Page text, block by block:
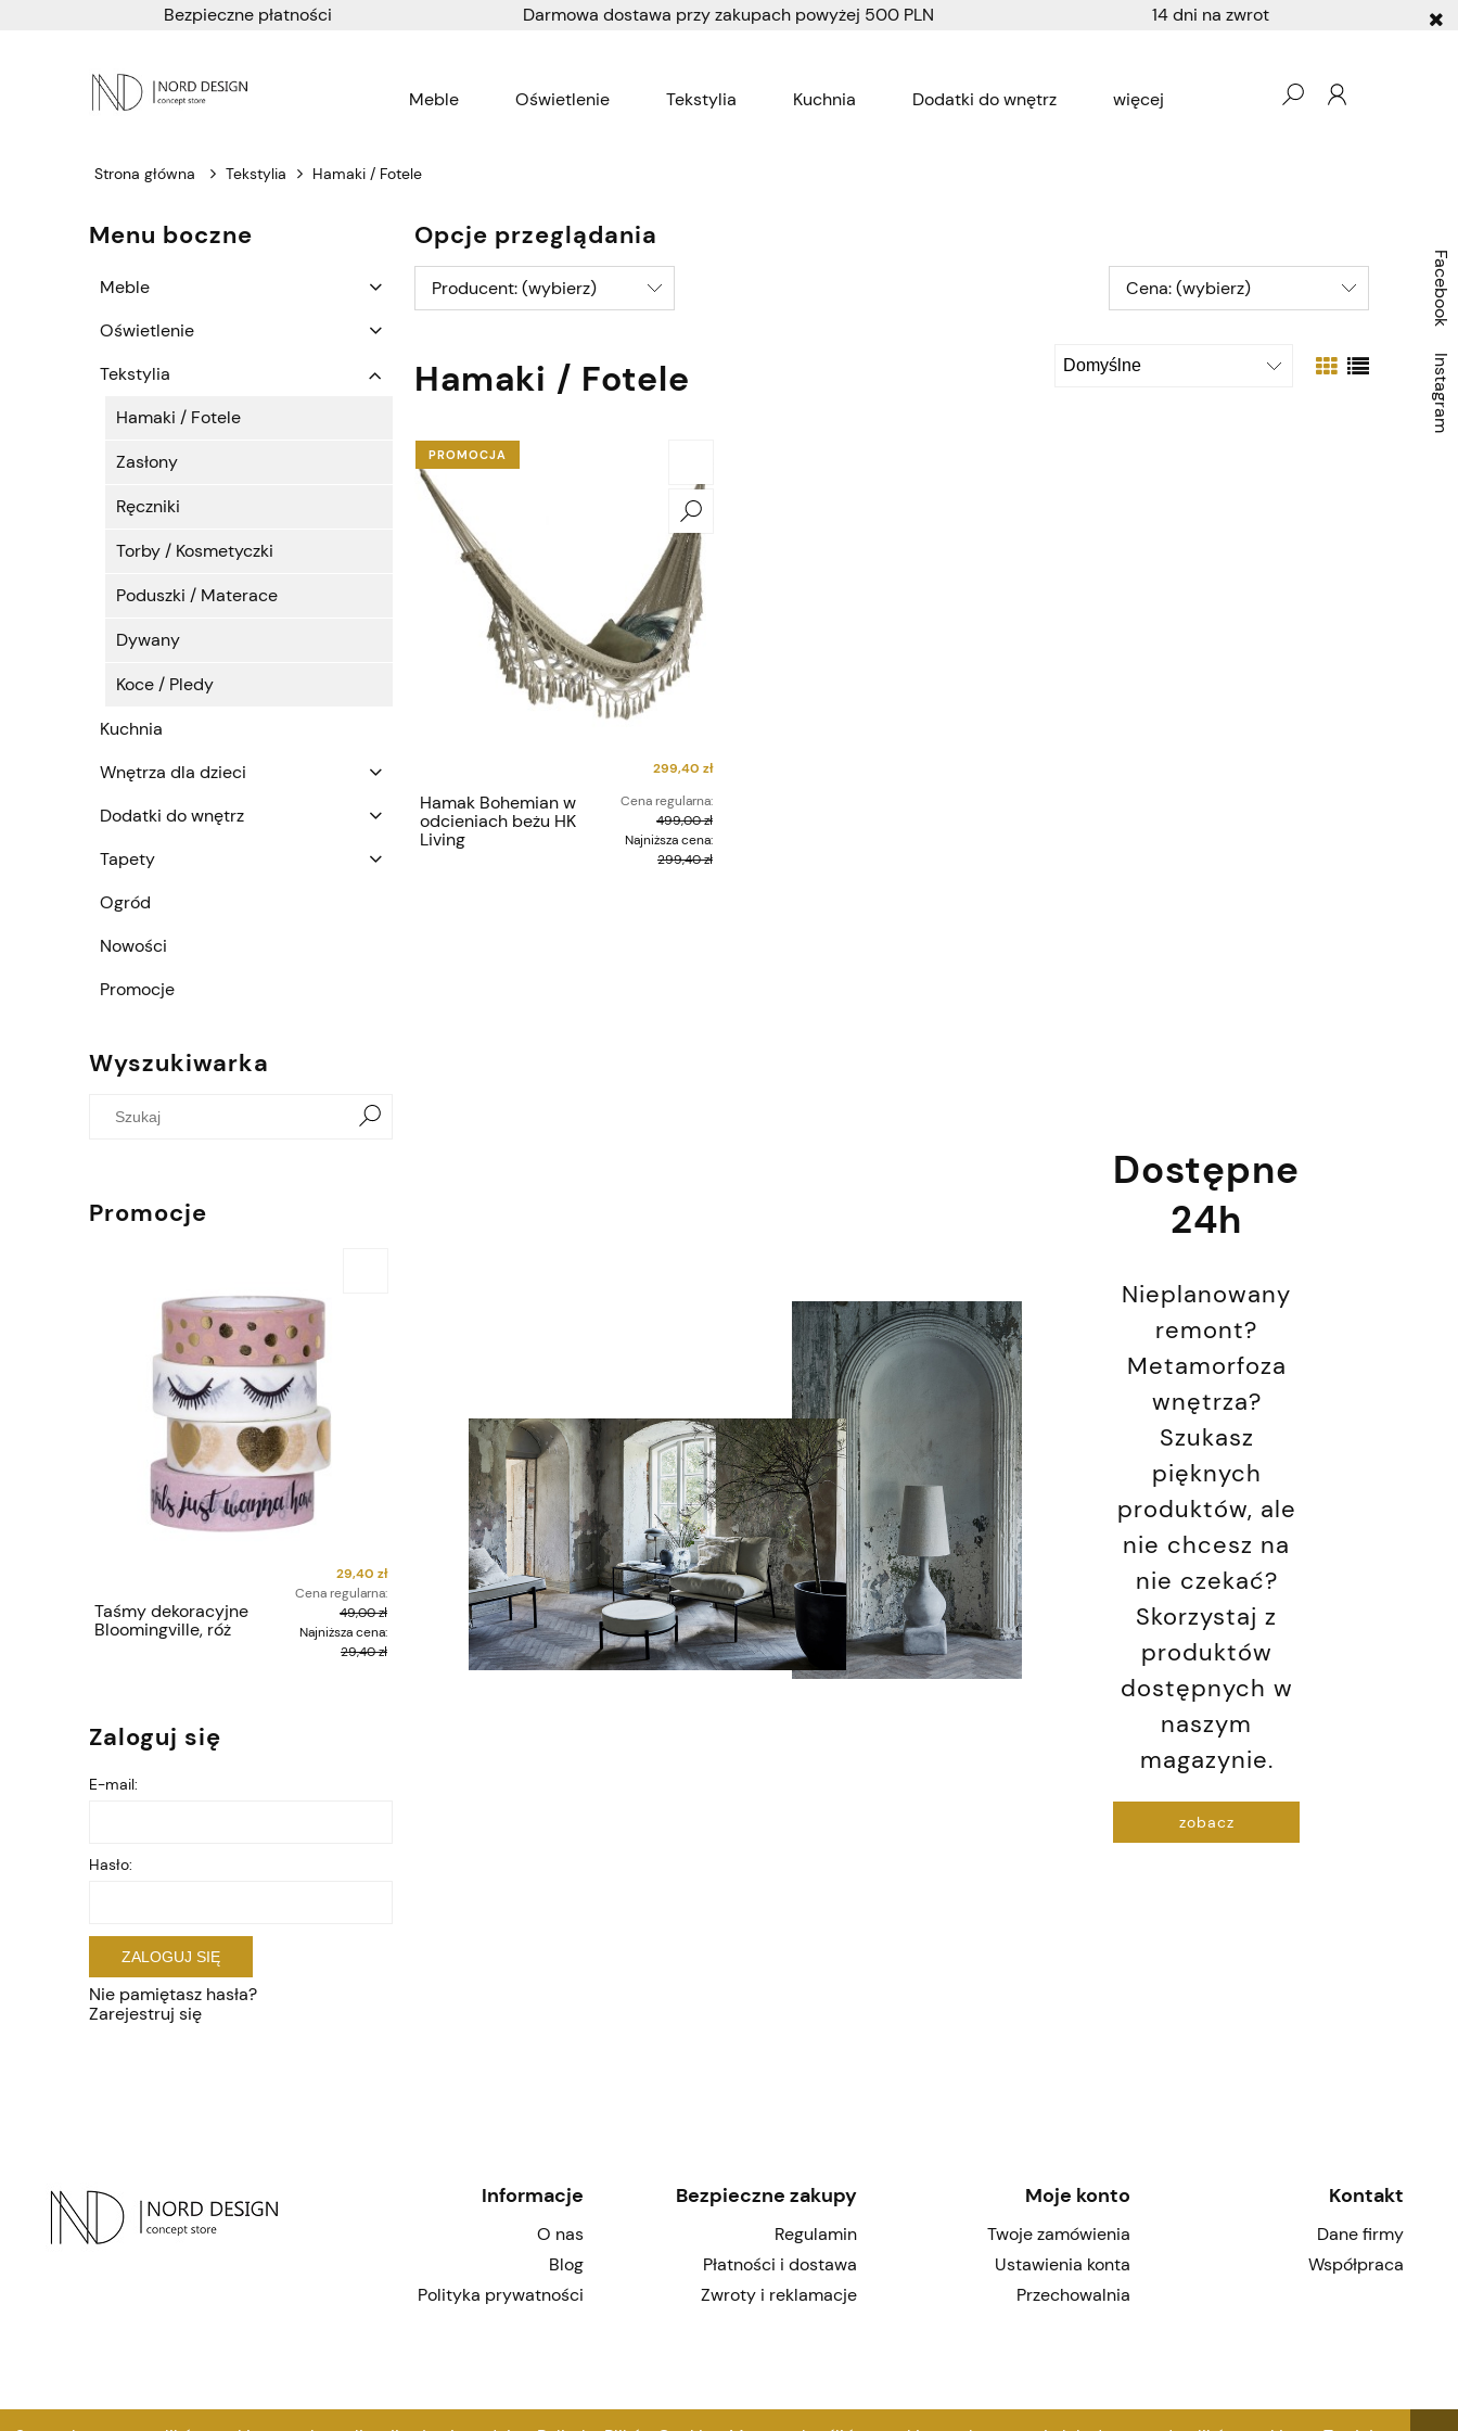
Bezpieczne płatności Darmowa dostawa przy zakupach powyżej 500 PLN 14 dni na zwrot
Meble Oświetlenie Tekstylia Kuchnia Dodatki do wnętrz więcej
Strona główna Tekstylia Hamaki / Fotele
Facebook
Instagram
Menu boczne
Meble
Oświetlenie
Tekstylia
Hamaki / Fotele
Zasłony
Ręczniki
Torby / Kosmetyczki
Poduszki / Materace
Dywany
Koce / Pledy
Kuchnia
Wnętrza dla dzieci
Dodatki do wnętrz
Tapety
Ogród
Nowości
Promocje
Wyszukiwarka
Promocje
Taśmy dekoracyjne
Bloomingville, róż
29,40 zł
Cena regularna:
49,00 zł
Najniższa cena:
29,40 zł
Plakat Black Baloon
Magdalena Tyboni
72,00 zł
Cena regularna:
120,00 zł
Najniższa cena:
72,00 zł
Plakat Welcome Sarah
Kelk
197,40 zł
Cena regularna:
329,00 zł
Najniższa cena:
197,40 zł
Taśma dekoracyjna
Madam Stoltz
Zaloguj się
E-mail:
Hasło:
ZALOGUJ SIĘ
Nie pamiętasz hasła?
Zarejestruj się
Opcje przeglądania
Producent: (wybierz) Cena: (wybierz)
Hamaki / Fotele
Hamak Bohemian w
odcieniach beżu HK
Living
299,40 zł
Cena regularna:
499,00 zł
Najniższa cena:
299,40 zł
PROMOCJA
Dostępne
24h
Nieplanowany
remont?
Metamorfoza
wnętrza?
Szukasz
pięknych
produktów, ale
nie chcesz na
nie czekać?
Skorzystaj z
produktów
dostępnych w
naszym
magazynie.
zobacz
Informacje
O nas
Blog
Polityka prywatności
Bezpieczne zakupy
Regulamin
Płatności i dostawa
Zwroty i reklamacje
Moje konto
Twoje zamówienia
Ustawienia konta
Przechowalnia
Kontakt
Dane firmy
Współpraca